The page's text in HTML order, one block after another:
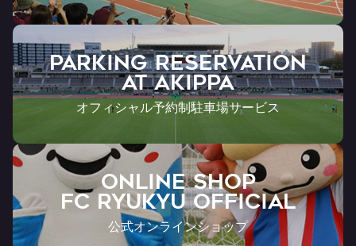
PARKING RESERVATION
AT Akippa
オフィシャル予約制駐車場サービス
ONLINE SHOP
FC RYUKYU OFFICIAL
公式オンラインショップ